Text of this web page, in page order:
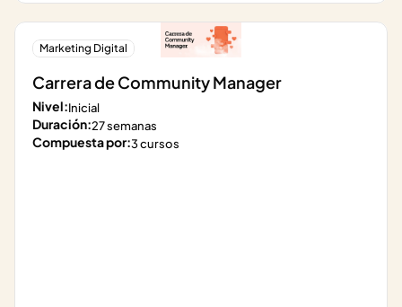
Marketing Digital
Carrera de Community Manager
Nivel:Inicial
Duración:27 semanas
Compuesta por:3 cursos